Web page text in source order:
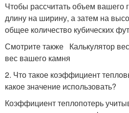
Чтобы рассчитать объем вашего
длину на ширину, а затем на
общее количество кубических
Смотрите также Калькулятор
вес вашего камня
2. Что такое коэффициент
какое значение использовать?
Коэффициент теплопотерь